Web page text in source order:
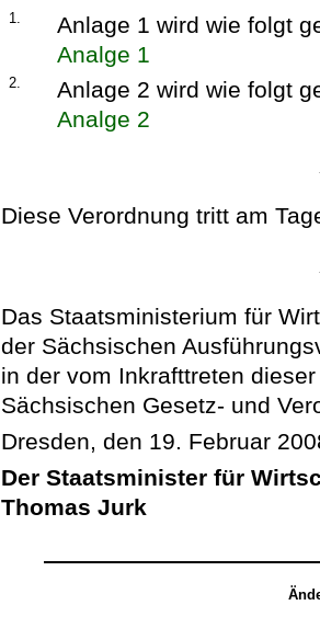
1.
Anlage 1 wird wie folgt
Analge 1
2.
Anlage 2 wird wie folgt
Analge 2
Diese Verordnung tritt am
Das Staatsministerium für
der Sächsischen
in der vom Inkrafttreten
Sächsischen Gesetz- und
Dresden, den 19. Februar
Der Staatsminister für
Thomas Jurk